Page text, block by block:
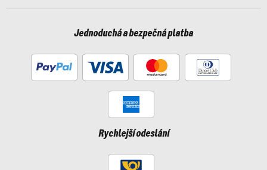
Jednoduchá a bezpečná platba
Rychlejší odeslání